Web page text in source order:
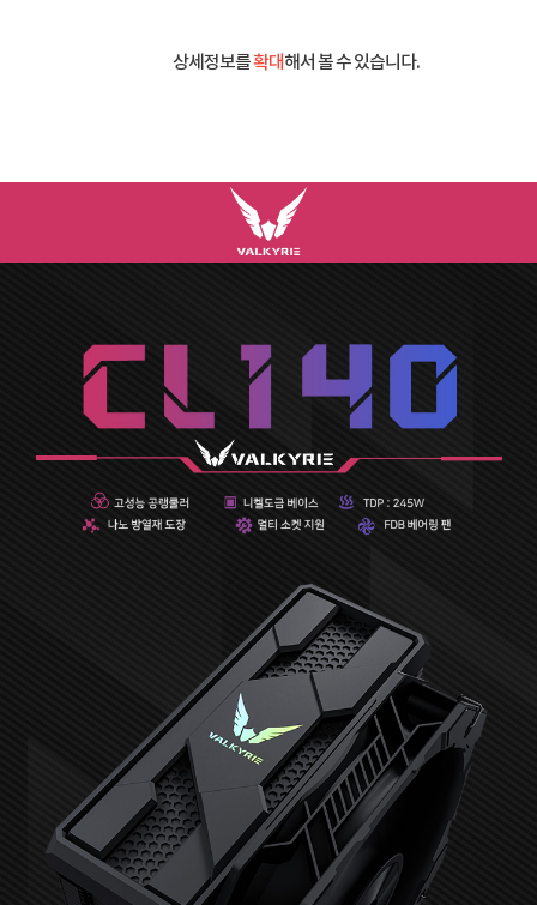
상세정보를확대해서 볼 수 있습니다.